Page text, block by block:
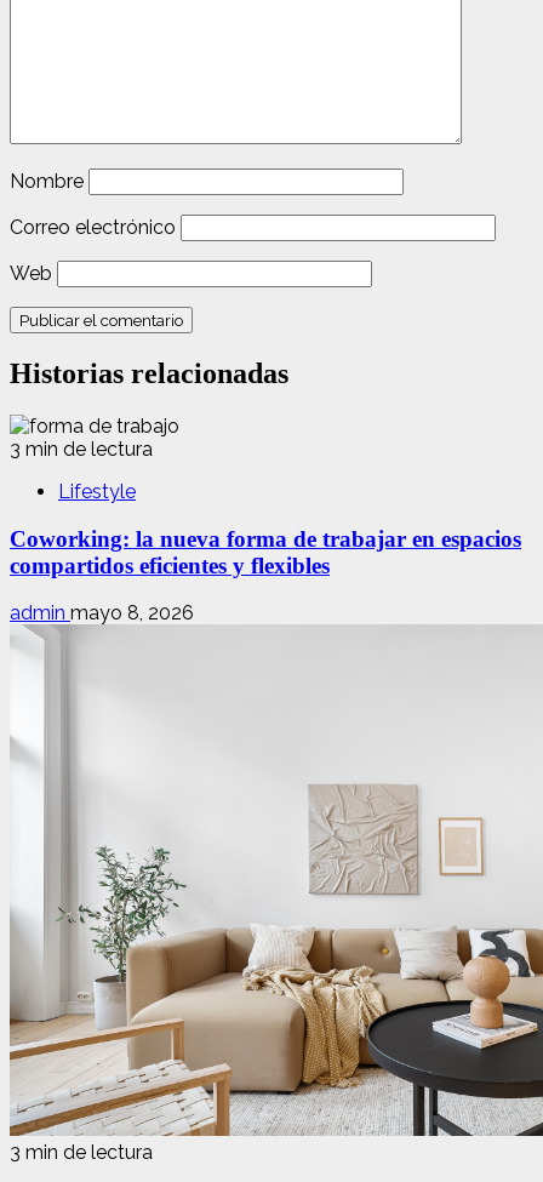
Nombre
Correo electrónico
Web
Historias relacionadas
3 min de lectura
Lifestyle
Coworking: la nueva forma de trabajar en espacios
compartidos eficientes y flexibles
admin mayo 8, 2026
3 min de lectura